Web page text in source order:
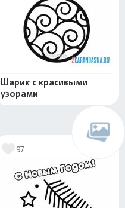
Шарик с красивыми
узорами
97